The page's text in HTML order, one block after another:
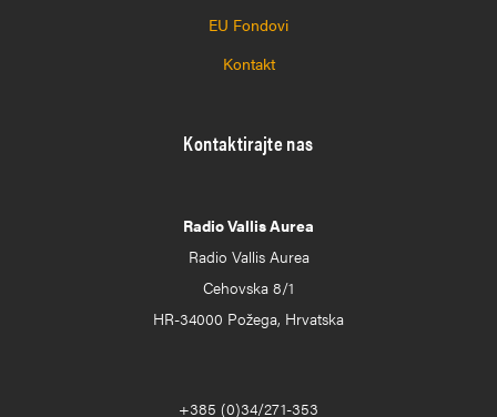
EU Fondovi
Kontakt
Kontaktirajte nas
Radio Vallis Aurea
Radio Vallis Aurea
Cehovska 8/1
HR-34000 Požega, Hrvatska
+385 (0)34/271-353